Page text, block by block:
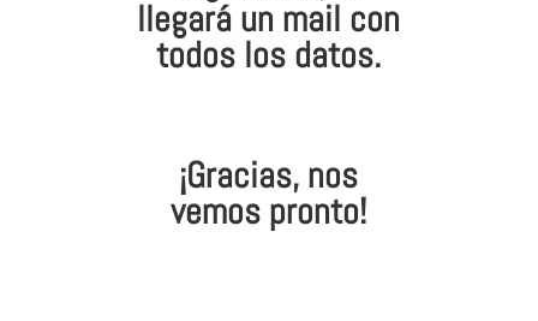
llegará un mail con
todos los datos.
¡Gracias, nos
vemos pronto!